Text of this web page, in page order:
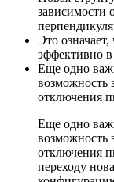
зависимости
Это
эффективно
Еще одно
возможность
отключения
Еще одно
возможность
отключения
переходу